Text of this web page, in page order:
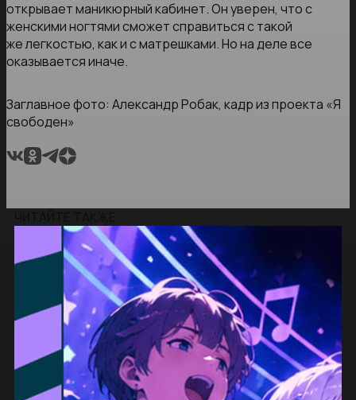
открывает маникюрный кабинет. Он уверен, что с
женскими ногтями сможет справиться с такой
же легкостью, как и с матрешками. Но на деле все
оказывается иначе.
Заглавное фото: Александр Робак, кадр из проекта «Я
свободен»